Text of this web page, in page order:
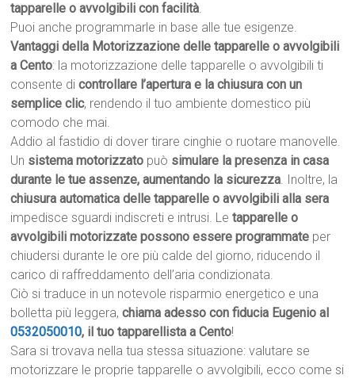
tapparelle o avvolgibili con facilità.
Puoi anche programmarle in base alle tue esigenze.
Vantaggi della Motorizzazione delle tapparelle o avvolgibili
a Cento: la motorizzazione delle tapparelle o avvolgibili ti
consente dicontrollare l’apertura e la chiusura con un
semplice clic, rendendo il tuo ambiente domestico più
comodo che mai.
Addio al fastidio di dover tirare cinghie o ruotare manovelle.
Un sistema motorizzato può simulare la presenza in casa
durante le tue assenze, aumentando la sicurezza. Inoltre, la
chiusura automatica delle tapparelle o avvolgibili alla sera
impedisce sguardi indiscreti e intrusi. Letapparelle o
avvolgibili motorizzate possono essere programmate per
chiudersi durante le ore più calde del giorno, riducendo il
carico di raffreddamento dell’aria condizionata.
Ciò si traduce in un notevole risparmio energetico e una
bolletta più leggera,chiama adesso con fiducia Eugenio al
0532050010, il tuo tapparellista a Cento!
Sara si trovava nella tua stessa situazione: valutare se
motorizzare le proprie tapparelle o avvolgibili, ecco come si